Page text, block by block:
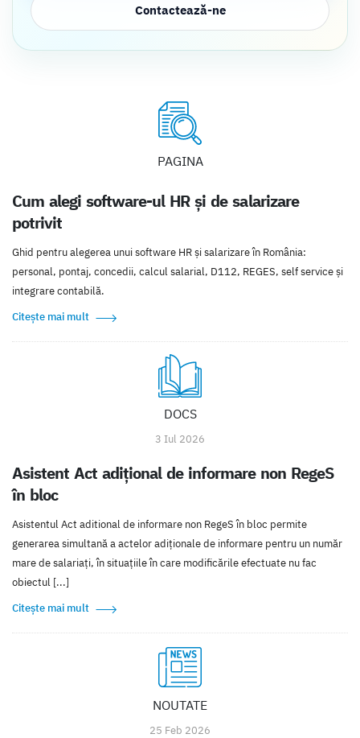
Contactează-ne
PAGINA
Cum alegi software-ul HR și de salarizare
potrivit
Ghid pentru alegerea unui software HR și salarizare în România:
personal, pontaj, concedii, calcul salarial, D112, REGES, self service și
integrare contabilă.
Citește mai mult
DOCS
3 Iul 2026
Asistent Act adițional de informare non RegeS
în bloc
Asistentul Act aditional de informare non RegeS în bloc permite
generarea simultană a actelor adiționale de informare pentru un număr
mare de salariați, în situațiile în care modificările efectuate nu fac
obiectul [...]
Citește mai mult
NOUTATE
25 Feb 2026